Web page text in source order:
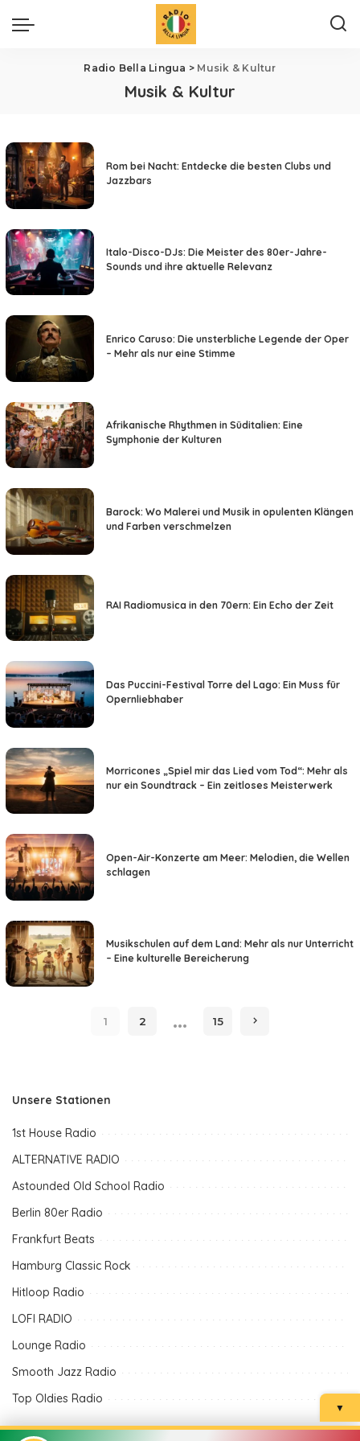
Radio Bella Lingua > Musik & Kultur
Musik & Kultur
Rom bei Nacht: Entdecke die besten Clubs und
Jazzbars
Italo-Disco-DJs: Die Meister des 80er-Jahre-
Sounds und ihre aktuelle Relevanz
Enrico Caruso: Die unsterbliche Legende der Oper
– Mehr als nur eine Stimme
Afrikanische Rhythmen in Süditalien: Eine
Symphonie der Kulturen
Barock: Wo Malerei und Musik in opulenten Klängen
und Farben verschmelzen
RAI Radiomusica in den 70ern: Ein Echo der Zeit
Das Puccini-Festival Torre del Lago: Ein Muss für
Opernliebhaber
Morricones „Spiel mir das Lied vom Tod“: Mehr als
nur ein Soundtrack – Ein zeitloses Meisterwerk
Open-Air-Konzerte am Meer: Melodien, die Wellen
schlagen
Musikschulen auf dem Land: Mehr als nur Unterricht
– Eine kulturelle Bereicherung
1 2 … 15
Unsere Stationen
1st House Radio
ALTERNATIVE RADIO
Astounded Old School Radio
Berlin 80er Radio
Frankfurt Beats
Hamburg Classic Rock
Hitloop Radio
LOFI RADIO
Lounge Radio
Smooth Jazz Radio
Top Oldies Radio
▼